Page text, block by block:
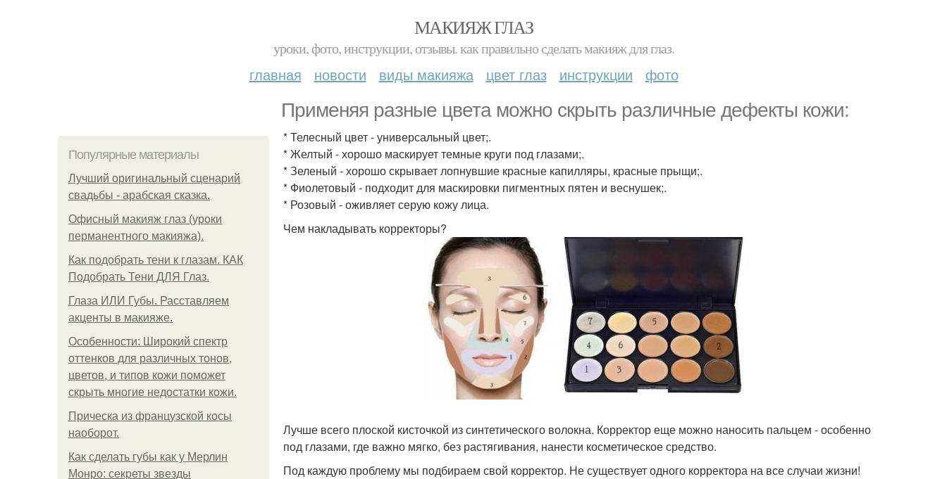
МАКИЯЖ ГЛАЗ
уроки, фото, инструкции, отзывы. как правильно сделать макияж для глаз.
главная новости виды макияжа цвет глаз инструкции фото
Применяя разные цвета можно скрыть различные дефекты кожи:
Популярные материалы
Лучший оригинальный сценарий
свадьбы - арабская сказка.
Офисный макияж глаз (уроки
перманентного макияжа).
Как подобрать тени к глазам. КАК
Подобрать Тени ДЛЯ Глаз.
Глаза ИЛИ Губы. Расставляем
акценты в макияже.
Особенности: Широкий спектр
оттенков для различных тонов,
цветов, и типов кожи поможет
скрыть многие недостатки кожи.
Прическа из французской косы
наоборот.
Как сделать губы как у Мерлин
Монро: секреты звезды
* Телесный цвет - универсальный цвет;.
* Желтый - хорошо маскирует темные круги под глазами;.
* Зеленый - хорошо скрывает лопнувшие красные капилляры, красные прыщи;.
* Фиолетовый - подходит для маскировки пигментных пятен и веснушек;.
* Розовый - оживляет серую кожу лица.
Чем накладывать корректоры?
Лучше всего плоской кисточкой из синтетического волокна. Корректор еще можно наносить пальцем - особенно
под глазами, где важно мягко, без растягивания, нанести косметическое средство.
Под каждую проблему мы подбираем свой корректор. Не существует одного корректора на все случаи жизни!